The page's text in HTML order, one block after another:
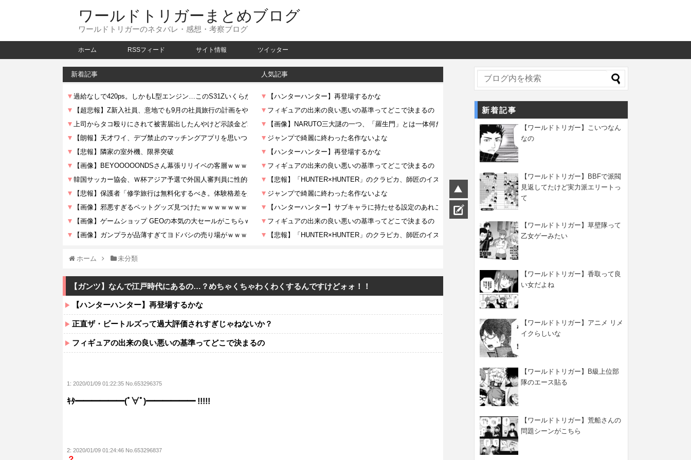
ワールドトリガーまとめブログ
ワールドトリガーのネタバレ・感想・考察ブログ
ホーム RSSフィード サイト情報 ツイッター
新着記事 人気記事
ホーム 未分類
【ガンツ】なんで江戸時代にあるの…？めちゃくちゃわくわくするんですけどォォ！！
【ハンターハンター】再登場するかな
正直ザ・ビートルズって過大評価されすぎじゃねないか？
フィギュアの出来の良い悪いの基準ってどこで決まるの
1: 2020/01/09 01:22:35 No.653296375
ｷﾀ━━━━━━(ﾟ∀ﾟ)━━━━━━ !!!!!
2: 2020/01/09 01:24:46 No.653296837
新着記事
【ワールドトリガー】こいつなん
なの
【ワールドトリガー】BBFで派閥
見返してたけど実力派エリートっ
て
【ワールドトリガー】草壁隊って
乙女ゲーみたい
【ワールドトリガー】香取って良
い女だよね
【ワールドトリガー】アニメ リメ
イクらしいな
【ワールドトリガー】B級上位部
隊のエース貼る
【ワールドトリガー】荒船さんの
問題シーンがこちら